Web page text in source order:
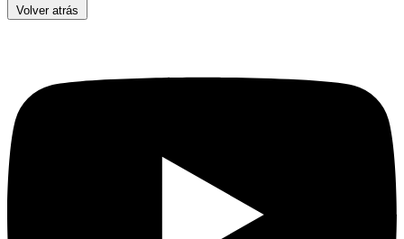
Volver atrás